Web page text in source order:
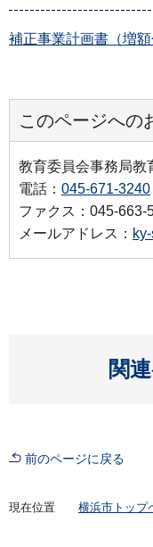
補正事業計画書（増
このページへの
教育委員会事務局教
電話： 045-671-3240
ファクス：045-663-
メールアドレス：
関
前のページに戻る
現在位置 横浜市トップ
教育委員会